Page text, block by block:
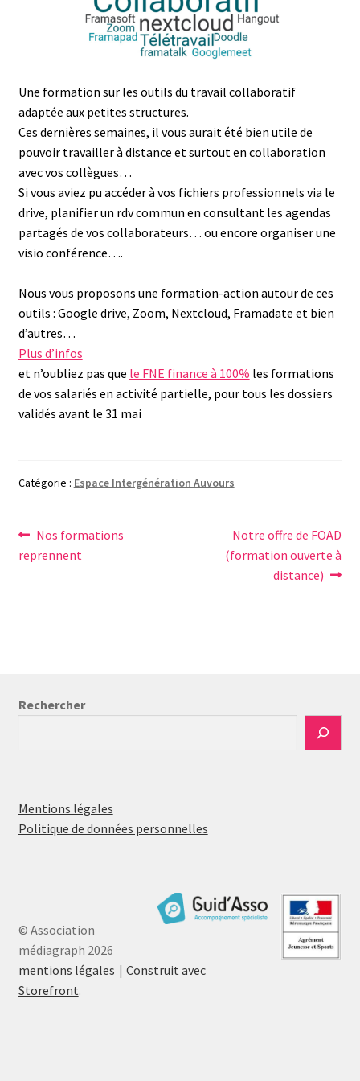
Une formation sur les outils du travail collaboratif
adaptée aux petites structures.
Ces dernières semaines, il vous aurait été bien utile de
pouvoir travailler à distance et surtout en collaboration
avec vos collègues…
Si vous aviez pu accéder à vos fichiers professionnels via le
drive, planifier un rdv commun en consultant les agendas
partagés de vos collaborateurs… ou encore organiser une
visio conférence….
Nous vous proposons une formation-action autour de ces
outils : Google drive, Zoom, Nextcloud, Framadate et bien
d’autres…
Plus d’infos
et n’oubliez pas que le FNE finance à 100% les formations
de vos salariés en activité partielle, pour tous les dossiers
validés avant le 31 mai
Catégorie : Espace Intergénération Auvours
Navigation
de
Article
précédent :
Nos formations
reprennent
Article
suivant :
Notre offre de FOAD
(formation ouverte à
distance)
Rechercher
Mentions légales
Politique de données personnelles
© Association
médiagraph 2026
mentions légales
Construit avec
Storefront.